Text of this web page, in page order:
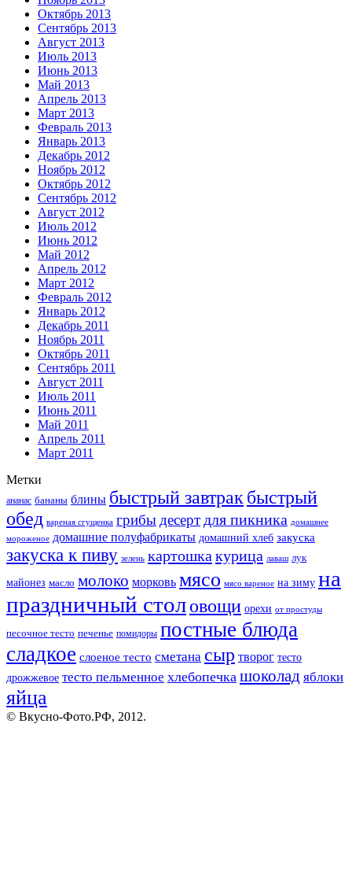
Октябрь 2013
Сентябрь 2013
Август 2013
Июль 2013
Июнь 2013
Май 2013
Апрель 2013
Март 2013
Февраль 2013
Январь 2013
Декабрь 2012
Ноябрь 2012
Октябрь 2012
Сентябрь 2012
Август 2012
Июль 2012
Июнь 2012
Май 2012
Апрель 2012
Март 2012
Февраль 2012
Январь 2012
Декабрь 2011
Ноябрь 2011
Октябрь 2011
Сентябрь 2011
Август 2011
Июль 2011
Июнь 2011
Май 2011
Апрель 2011
Март 2011
Метки
ананас бананы блины быстрый завтрак быстрый
обед вареная сгущенка грибы десерт для пикника домашнее
мороженое домашние полуфабрикаты домашний хлеб закуска
закуска к пиву зелень картошка курица лаваш лук
майонез масло молоко морковь мясо мясо вареное на зиму на
праздничный столовощи орехи от простуды
песочное тесто печенье помидоры постные блюда
сладкое слоеное тесто сметана сыр творог тесто
дрожжевое тесто пельменное хлебопечка шоколад яблоки
яйца
© Вкусно-Фото.РФ, 2012.